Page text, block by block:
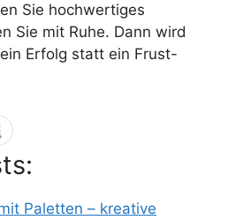
Sie hochwertiges
Sie mit Ruhe. Dann wird
Erfolg statt ein Frust-
Paletten – kreative